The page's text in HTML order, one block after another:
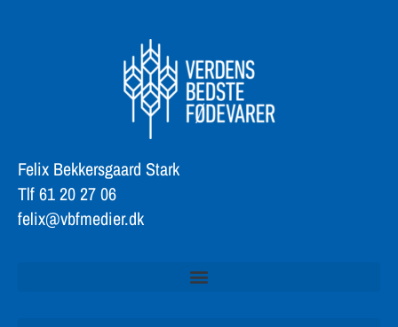
Felix Bekkersgaard Stark
Tlf 61 20 27 06
felix@vbfmedier.dk